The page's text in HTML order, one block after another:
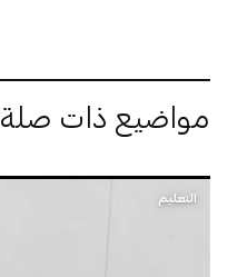
مواضيع ذات صلة
التعليم